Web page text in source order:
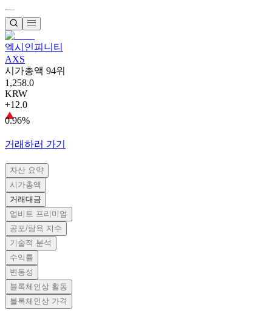
엑시인피니티
AXS
시가총액 94위
1,258.0
KRW
+12.0
0.96%
거래하러 가기
자산 요약
시가총액
거래대금
업비트 프리미엄
공포/탐욕 지수
기술적 분석
수익률
변동성
블록체인상 활동
블록체인상 가격